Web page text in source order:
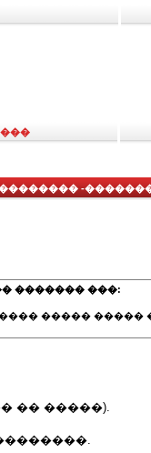
-
������� ���:
����� �����
�� �����).